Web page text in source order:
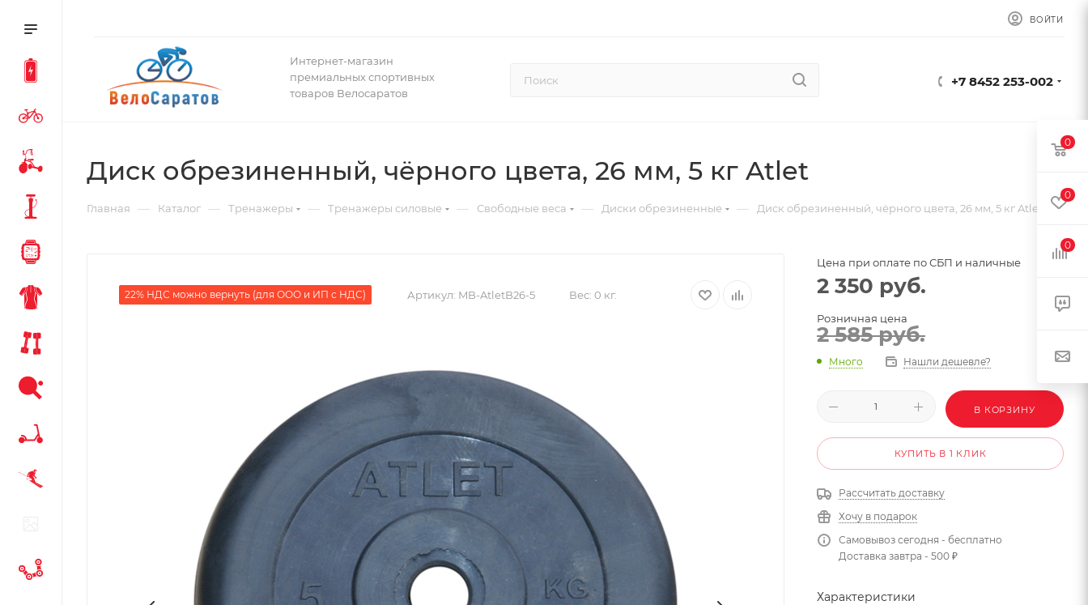
ВОЙТИ
Интернет-магазин
премиальных спортивных
товаров Велосаратов
+7 8452 253-002
Диск обрезиненный, чёрного цвета, 26 мм, 5 кг Atlet
Главная — Каталог — Тренажеры — Тренажеры силовые — Свободные веса — Диски обрезиненные — Диск обрезиненный, чёрного цвета, 26 мм, 5 кг Atlet
22% НДС можно вернуть (для ООО и ИП с НДС) Артикул: MB-AtletB26-5 Вес: 0 кг.
Цена при оплате по СБП и наличные
2 350 руб.
Розничная цена
2 585руб.
Много Нашли дешевле?
В КОРЗИНУ
КУПИТЬ В 1 КЛИК
Рассчитать доставку
Хочу в подарок
Самовывоз сегодня - бесплатно
Доставка завтра - 500 ₽
Характеристики
0
0
0